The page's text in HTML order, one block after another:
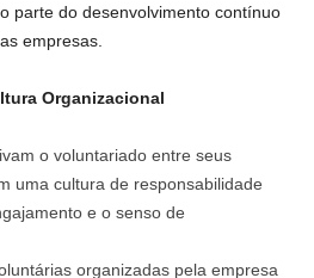
parte do desenvolvimento contínuo
empresas.
Organizacional
o voluntariado entre seus
uma cultura de responsabilidade
e o senso de
organizadas pela empresa